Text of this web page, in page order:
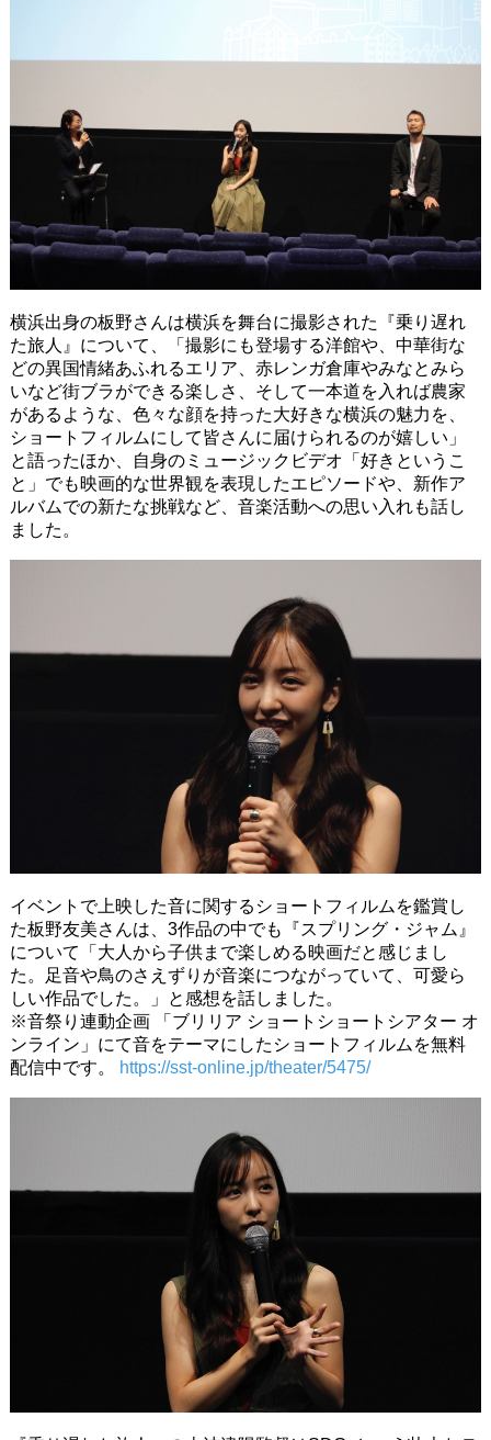
横浜出身の板野さんは横浜を舞台に撮影された『乗り遅れ
た旅人』について、「撮影にも登場する洋館や、中華街な
どの異国情緒あふれるエリア、赤レンガ倉庫やみなとみら
いなど街ブラができる楽しさ、そして一本道を入れば農家
があるような、色々な顔を持った大好きな横浜の魅力を、
ショートフィルムにして皆さんに届けられるのが嬉しい」
と語ったほか、自身のミュージックビデオ「好きというこ
と」でも映画的な世界観を表現したエピソードや、新作ア
ルバムでの新たな挑戦など、音楽活動への思い入れも話し
ました。
イベントで上映した音に関するショートフィルムを鑑賞し
た板野友美さんは、3作品の中でも『スプリング・ジャム』
について「大人から子供まで楽しめる映画だと感じまし
た。足音や鳥のさえずりが音楽につながっていて、可愛ら
しい作品でした。」と感想を話しました。
※音祭り連動企画 「ブリリア ショートショートシアター オ
ンライン」にて音をテーマにしたショートフィルムを無料
配信中です。
https://sst-online.jp/theater/5475/